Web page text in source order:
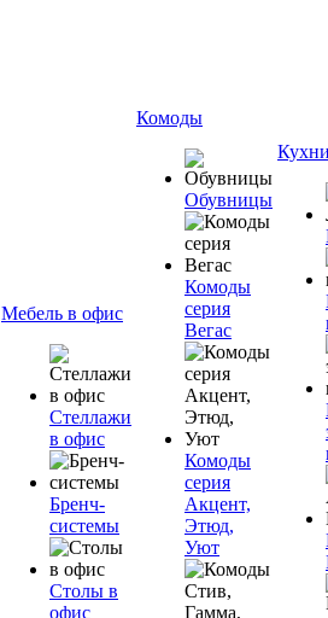
Мебель в офис
Стеллажи
в офис
Бренч-
системы
Столы в
офис
Комоды
Обувницы
Комоды
серия
Вегас
Комоды
серия
Акцент,
Этюд,
Уют